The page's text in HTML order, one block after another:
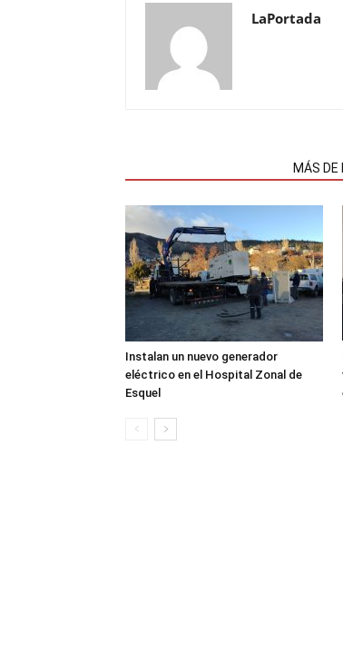
LaPortada
MÁS DE
Instalan un nuevo generador
eléctrico en el Hospital Zonal de
Esquel